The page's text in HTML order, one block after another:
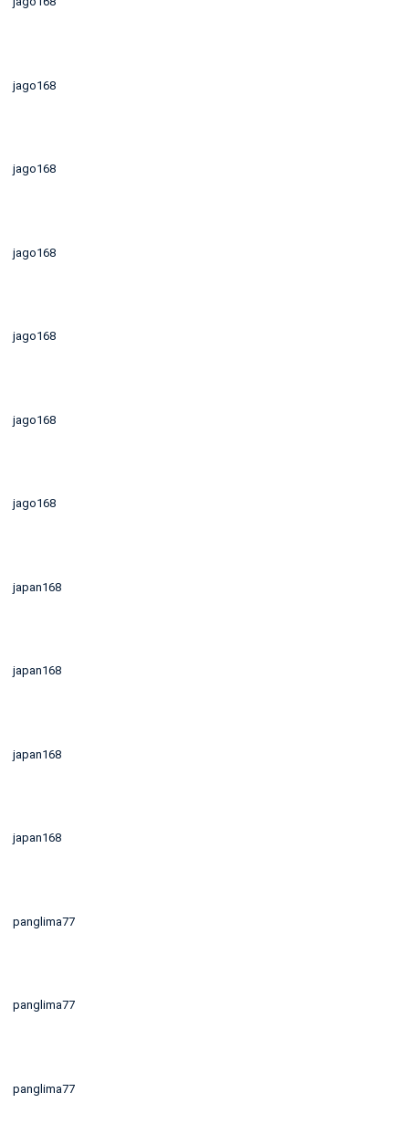
jago168
jago168
jago168
jago168
jago168
jago168
japan168
japan168
japan168
japan168
panglima77
panglima77
panglima77